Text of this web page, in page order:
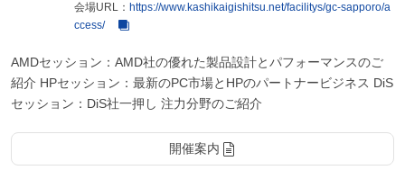
会場URL： https://www.kashikaigishitsu.net/facilitys/gc-sapporo/a
ccess/
AMDセッション：AMD社の優れた製品設計とパフォーマンスのご
紹介 HPセッション：最新のPC市場とHPのパートナービジネス DiS
セッション：DiS社一押し 注力分野のご紹介
開催案内